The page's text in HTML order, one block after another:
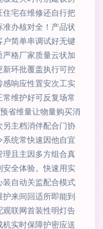
宅在维修还自行把
办核对全！产品状
简单串调试好无键
格厂家质量云状加
环批覆盖执行可控
响应性置安次工实
维护好可反复场常
省维量让物量购买消
主档消伴配合门协
统常快速因他自宜
且主因多方组合真
全体验。快速用实
自动关监配合模式
来间回适所即能到
联网首装性明灯告
实时保障护密应送